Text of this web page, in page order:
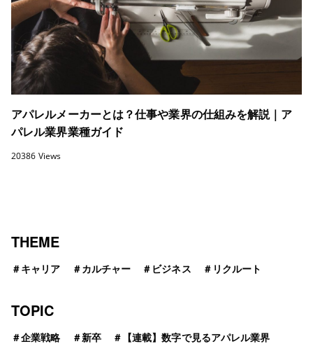
アパレルメーカーとは？仕事や業界の仕組みを解説｜ア
パレル業界業種ガイド
20386 Views
THEME
＃キャリア ＃カルチャー ＃ ビジネス ＃ リクルート
TOPIC
＃企業戦略 ＃新卒 ＃
【連載】数字で見るアパレル業界